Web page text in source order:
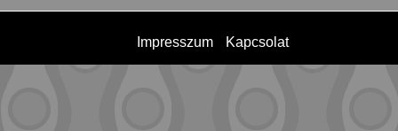
Impresszum Kapcsolat